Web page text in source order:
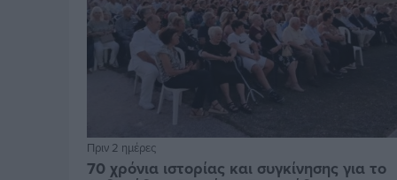
Πριν 2 ημέρες
70 χρόνια ιστορίας και συγκίνησης για το